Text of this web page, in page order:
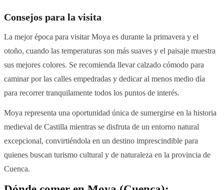
Consejos para la visita
La mejor época para visitar Moya es durante la primavera y el
otoño, cuando las temperaturas son más suaves y el paisaje muestra
sus mejores colores. Se recomienda llevar calzado cómodo para
caminar por las calles empedradas y dedicar al menos medio día
para recorrer tranquilamente todos los puntos de interés.
Moya representa una oportunidad única de sumergirse en la historia
medieval de Castilla mientras se disfruta de un entorno natural
excepcional, convirtiéndola en un destino imprescindible para
quienes buscan turismo cultural y de naturaleza en la provincia de
Cuenca.